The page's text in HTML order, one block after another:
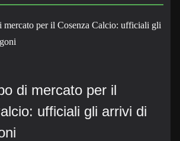
di mercato per il
ufficiali gli arrivi di